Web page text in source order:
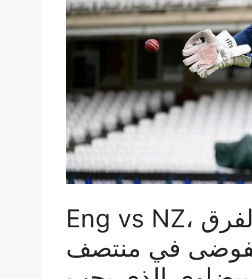
Eng vs NZ، الاختبار الثاني – تعيد الفرق
في منتصف